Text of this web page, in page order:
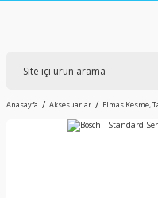
Anasayfa Aksesuarlar Elmas Kesme,